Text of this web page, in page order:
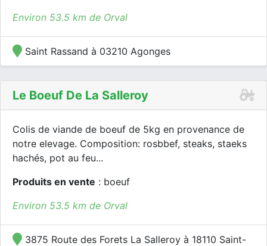
Environ 53.5 km de Orval
Saint Rassand à 03210 Agonges
Le Boeuf De La Salleroy
Colis de viande de boeuf de 5kg en provenance de
notre elevage. Composition: rosbbef, steaks, staeks
hachés, pot au feu...
Produits en vente : boeuf
Environ 53.5 km de Orval
3875 Route des Forets La Salleroy à 18110 Saint-